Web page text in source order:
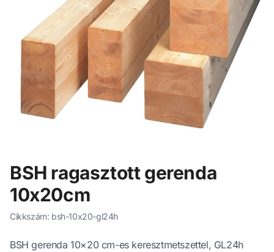
BSH ragasztott gerenda
10x20cm
Cikkszám: bsh-10x20-gl24h
BSH gerenda 10×20 cm-es keresztmetszettel, GL24h